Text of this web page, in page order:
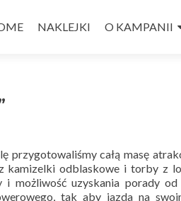
NAKLEJKI O KAMPANII
przygotowaliśmy całą masę
kamizelki odblaskowe i torby z
możliwość uzyskania porady od
tak aby jazda na